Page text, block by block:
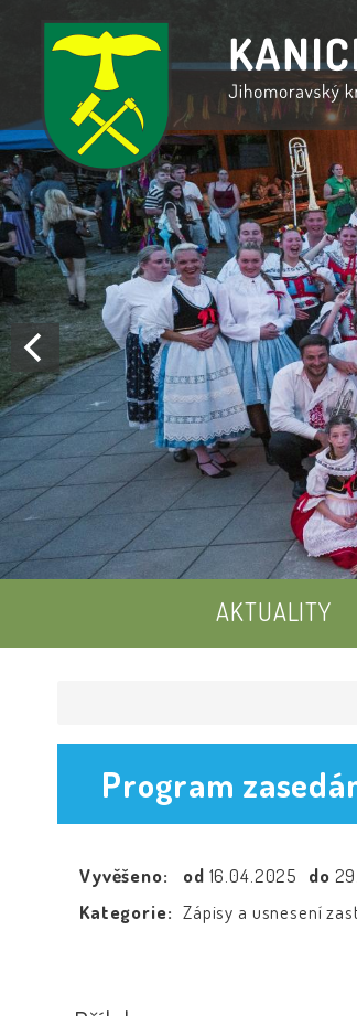
AKTUALITY
Program
Vyvěšeno: od 16.04.2025 do
Kategorie: Zápisy a usnesení